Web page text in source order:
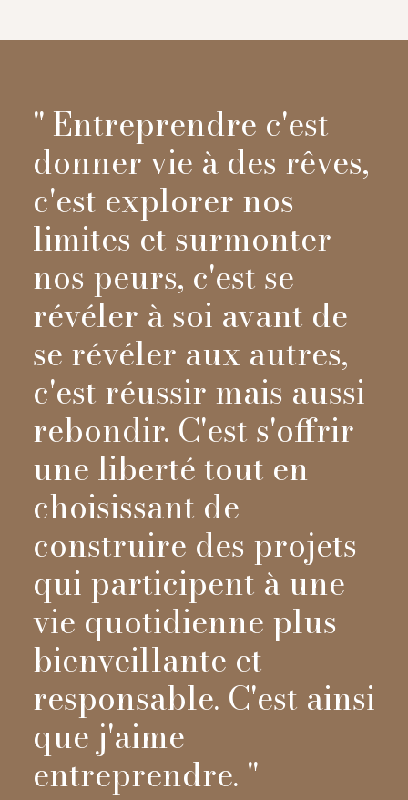
" Entreprendre c'est
donner vie à des rêves,
c'est explorer nos
limites et surmonter
nos peurs, c'est se
révéler à soi avant de
se révéler aux autres,
c'est réussir mais aussi
rebondir. C'est s'offrir
une liberté tout en
choisissant de
construire des projets
qui participent à une
vie quotidienne plus
bienveillante et
responsable. C'est ainsi
que j'aime
entreprendre. "